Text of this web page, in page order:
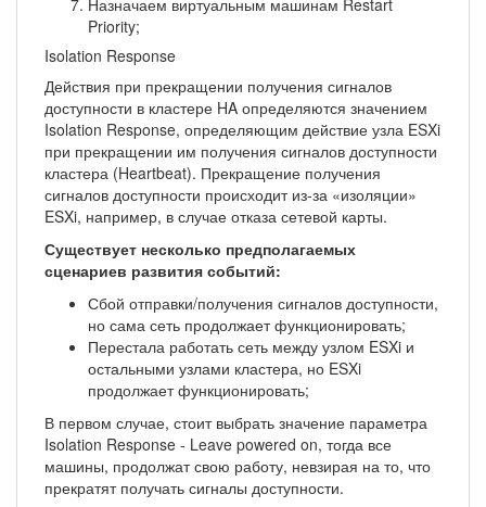
Priority;
Isolation Response
Действия при прекращении получения сигналов
доступности в кластере HA определяются значением
Isolation Response, определяющим действие узла ESXi
при прекращении им получения сигналов доступности
кластера (Heartbeat). Прекращение получения
сигналов доступности происходит из-за «изоляции»
ESXi, например, в случае отказа сетевой карты.
Существует несколько предполагаемых
сценариев развития событий:
Сбой отправки/получения сигналов доступности,
но сама сеть продолжает функционировать;
Перестала работать сеть между узлом ESXi и
остальными узлами кластера, но ESXi
продолжает функционировать;
В первом случае, стоит выбрать значение параметра
Isolation Response - Leave powered on, тогда все
машины, продолжат свою работу, невзирая на то, что
прекратят получать сигналы доступности.